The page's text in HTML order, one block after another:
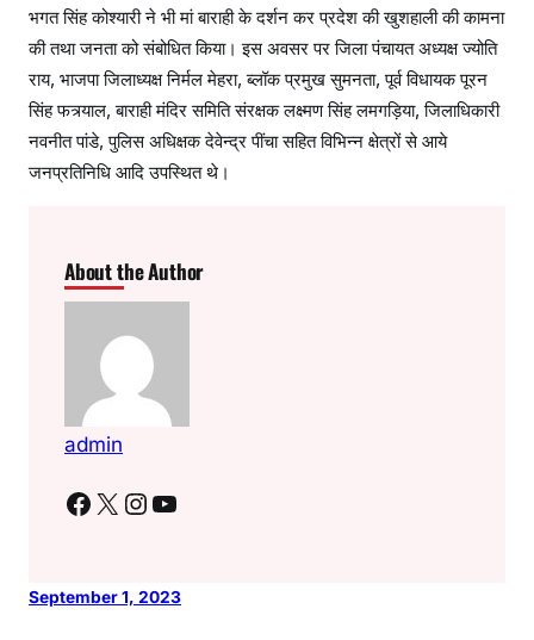
भगत सिंह कोश्यारी ने भी मां बाराही के दर्शन कर प्रदेश की खुशहाली की कामना
की तथा जनता को संबोधित किया। इस अवसर पर जिला पंचायत अध्यक्ष ज्योति
राय, भाजपा जिलाध्यक्ष निर्मल मेहरा, ब्लॉक प्रमुख सुमनता, पूर्व विधायक पूरन
सिंह फत्र्याल, बाराही मंदिर समिति संरक्षक लक्ष्मण सिंह लमगड़िया, जिलाधिकारी
नवनीत पांडे, पुलिस अधिक्षक देवेन्द्र पींचा सहित विभिन्न क्षेत्रों से आये
जनप्रतिनिधि आदि उपस्थित थे।
About the Author
admin
Facebook X Instagram YouTube
September 1, 2023